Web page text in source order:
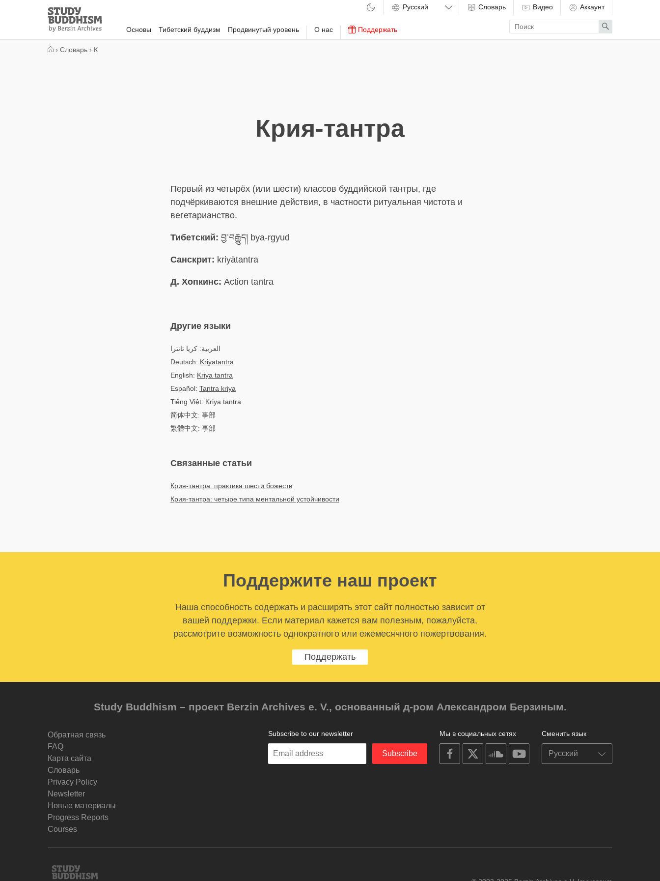
Study
Buddhism
Home
Основы Тибетский буддизм Продвинутый уровень О нас Поддержать
Словарь Видео Аккаунт
Enter
search
term
Search
› Словарь › К
Крия-тантра
Первый из четырёх (или шести) классов буддийской тантры, где
подчёркиваются внешние действия, в частности ритуальная чистота и
вегетарианство.
Тибетский: བྱ་བརྒྱུད། bya-rgyud
Санскрит: kriyātantra
Д. Хопкинс: Action tantra
Другие языки
العربية: كريا تانترا
Deutsch: Kriyatantra
English: Kriya tantra
Español: Tantra kriya
Tiếng Việt: Kriya tantra
简体中文: 事部
繁體中文: 事部
Связанные статьи
Крия-тантра: практика шести божеств
Крия-тантра: четыре типа ментальной устойчивости
Поддержите наш проект
Наша способность содержать и расширять этот сайт полностью зависит от
вашей поддержки. Если материал кажется вам полезным, пожалуйста,
рассмотрите возможность однократного или ежемесячного пожертвования.
Поддержать
Study Buddhism – проект Berzin Archives e. V., основанный д-ром Александром Берзиным.
Обратная связь
FAQ
Карта сайта
Словарь
Privacy Policy
Newsletter
Новые материалы
Progress Reports
Courses
Сменить язык
Мы в социальных сетях
on
facebook
on
on
soundcloudyoutube
Subscribe to our newsletter
Enter
Subscribe
Study